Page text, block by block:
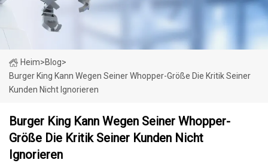
Heim>Blog>
Burger King Kann Wegen Seiner Whopper-Größe Die Kritik Seiner
Kunden Nicht Ignorieren
Burger King Kann Wegen Seiner Whopper-
Größe Die Kritik Seiner Kunden Nicht
Ignorieren